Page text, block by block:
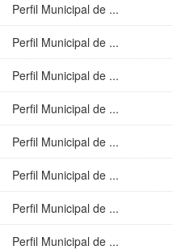
Perfil Municipal de ...
Perfil Municipal de ...
Perfil Municipal de ...
Perfil Municipal de ...
Perfil Municipal de ...
Perfil Municipal de ...
Perfil Municipal de ...
Perfil Municipal de ...